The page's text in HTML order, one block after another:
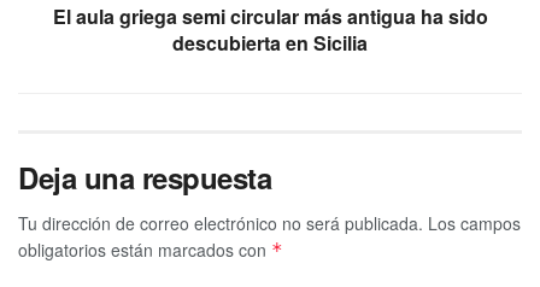
El aula griega semi circular más antigua ha sido
descubierta en Sicilia
Deja una respuesta
Tu dirección de correo electrónico no será publicada. Los campos
obligatorios están marcados con *